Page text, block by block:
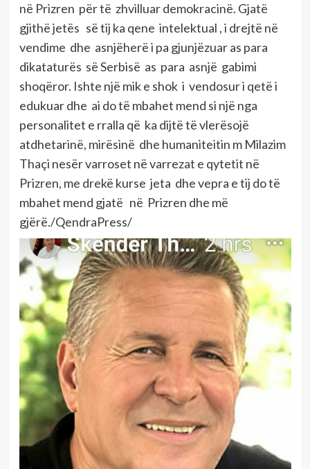
në Prizren për të zhvilluar demokracinë. Gjatë
gjithë jetës së tij ka qene intelektual , i drejtë në
vendime dhe asnjëherë i pa gjunjëzuar as para
dikataturës së Serbisë as para asnjë gabimi
shoqëror. Ishte një mik e shok i vendosur i qetë i
edukuar dhe ai do të mbahet mend si një nga
personalitet e rralla që ka dijtë të vlerësojë
atdhetarinë, mirësinë dhe humaniteitin m Milazim
Thaçi nesër varroset në varrezat e qytetit në
Prizren, me drekë kurse jeta dhe vepra e tij do të
mbahet mend gjatë në Prizren dhe më
gjërë./QendraPress/